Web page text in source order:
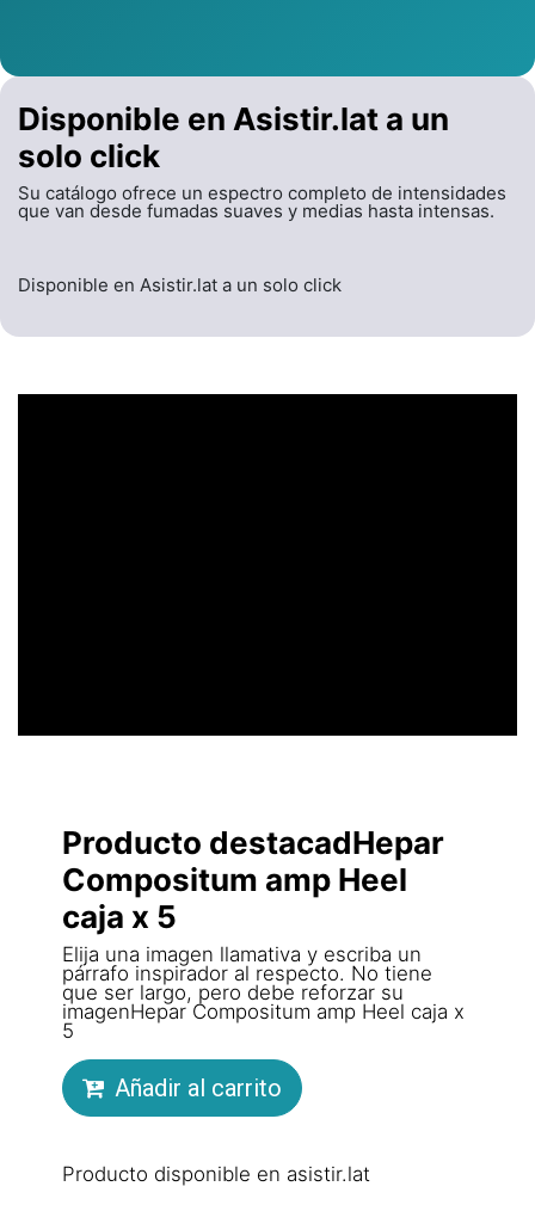
Disponible en Asistir.lat a un
solo click
Su catálogo ofrece un espectro completo de intensidades
que van desde fumadas suaves y medias hasta intensas.
Disponible en Asistir.lat a un solo click
Producto destacadHepar
Compositum amp Heel
caja x 5
Elija una imagen llamativa y escriba un
párrafo inspirador al respecto. No tiene
que ser largo, pero debe reforzar su
imagenHepar Compositum amp Heel caja x
5
Añadir al carrito
Producto disponible en asistir.lat